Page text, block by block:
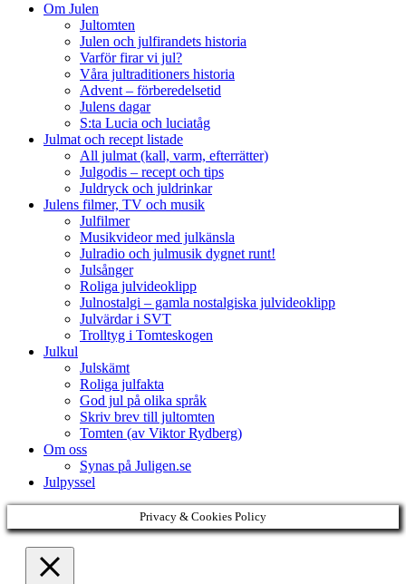
Om Julen
Jultomten
Julen och julfirandets historia
Varför firar vi jul?
Våra jultraditioners historia
Advent – förberedelsetid
Julens dagar
S:ta Lucia och luciatåg
Julmat och recept listade
All julmat (kall, varm, efterrätter)
Julgodis – recept och tips
Juldryck och juldrinkar
Julens filmer, TV och musik
Julfilmer
Musikvideor med julkänsla
Julradio och julmusik dygnet runt!
Julsånger
Roliga julvideoklipp
Julnostalgi – gamla nostalgiska julvideoklipp
Julvärdar i SVT
Trolltyg i Tomteskogen
Julkul
Julskämt
Roliga julfakta
God jul på olika språk
Skriv brev till jultomten
Tomten (av Viktor Rydberg)
Om oss
Synas på Juligen.se
Julpyssel
Privacy & Cookies Policy